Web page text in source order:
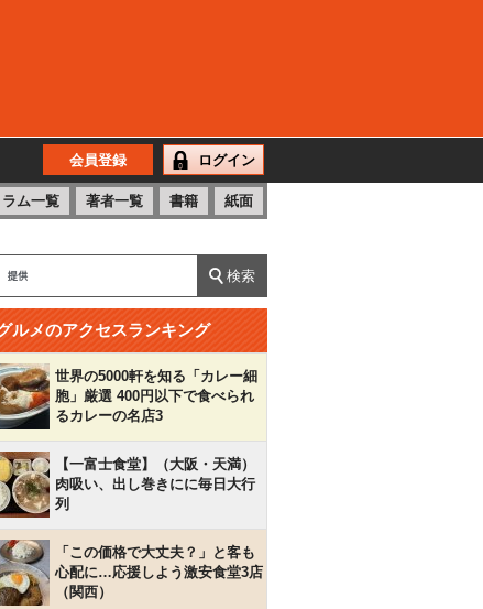
会員登録 ログイン
ラム一覧 著者一覧 書籍 紙面
ルメのアクセスランキング
世界の5000軒を知る「カレー細
胞」厳選 400円以下で食べられ
るカレーの名店3
【一富士食堂】（大阪・天満）
肉吸い、出し巻きにに毎日大行
列
「この価格で大丈夫？」と客も
心配に…応援しよう激安食堂3店
（関西）